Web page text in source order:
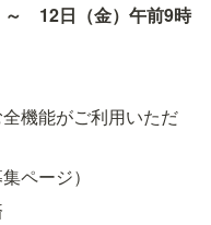
　12日（金）午前9時
機能がご利用いただ
ページ）